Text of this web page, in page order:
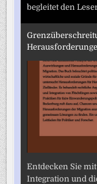
begleitet den
Entdecken Sie
Integration und